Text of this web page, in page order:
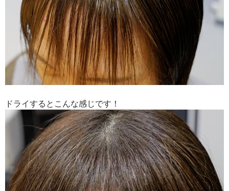
ドライするとこんな感じです！